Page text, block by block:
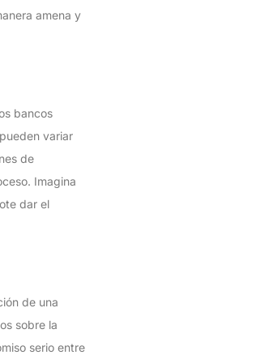
amena y
bancos
variar
de
Imagina
dar el
de una
sobre la
serio entre